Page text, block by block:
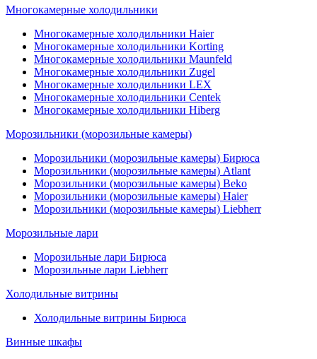
Многокамерные холодильники
Многокамерные холодильники Haier
Многокамерные холодильники Korting
Многокамерные холодильники Maunfeld
Многокамерные холодильники Zugel
Многокамерные холодильники LEX
Многокамерные холодильники Centek
Многокамерные холодильники Hiberg
Морозильники (морозильные камеры)
Морозильники (морозильные камеры) Бирюса
Морозильники (морозильные камеры) Atlant
Морозильники (морозильные камеры) Beko
Морозильники (морозильные камеры) Haier
Морозильники (морозильные камеры) Liebherr
Морозильные лари
Морозильные лари Бирюса
Морозильные лари Liebherr
Холодильные витрины
Холодильные витрины Бирюса
Винные шкафы